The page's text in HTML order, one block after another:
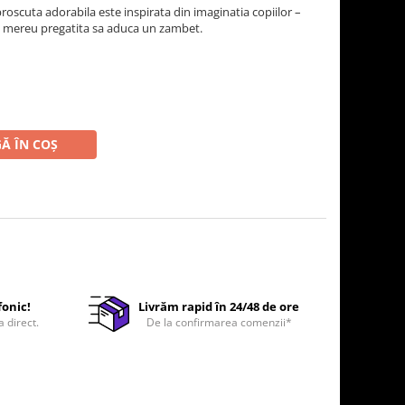
adorabila este inspirata din imaginatia copiilor –
pregatita sa aduca un zambet.
ÎN COȘ
direct.
Livrăm rapid în 24/48 de ore
De la confirmarea comenzii*